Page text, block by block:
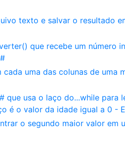
texto e salvar o resultado
que recebe um número
uma das colunas de uma
que usa o laço do...while para
é o valor da idade igual a 0 -
o segundo maior valor em